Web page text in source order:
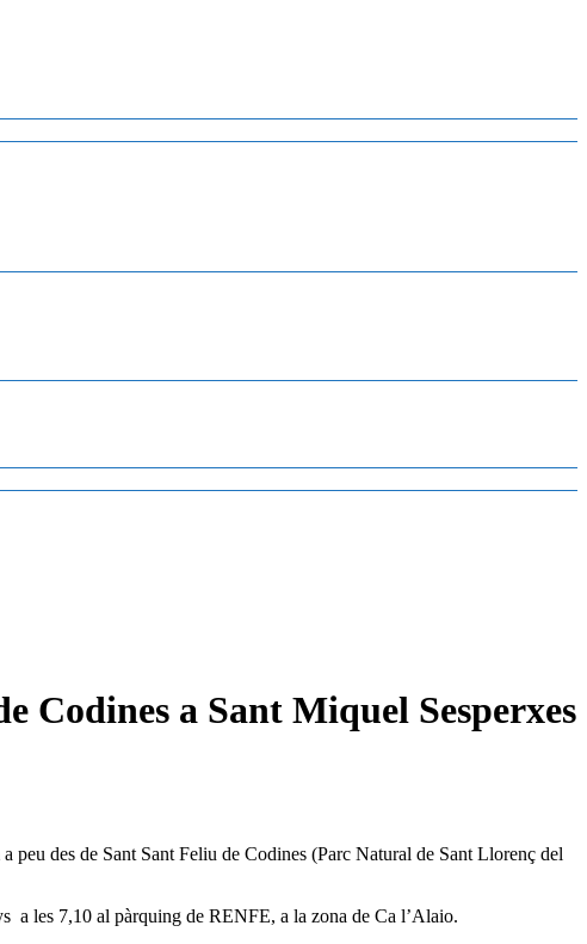
Codines a Sant Miquel Sesperxes
des de Sant Sant Feliu de Codines (Parc Natural de Sant Llorenç del
a les 7,10 al pàrquing de RENFE, a la zona de Ca l’Alaio.